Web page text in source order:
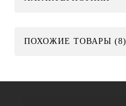
ПОХОЖИЕ ТОВАРЫ (8)